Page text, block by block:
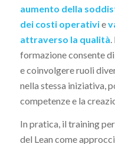
aumento della
dei costi operativie
attraverso la qualità
formazione consente
e coinvolgere ruoli
nella stessa iniziativa,
competenze e la
In pratica, il training
del Lean come